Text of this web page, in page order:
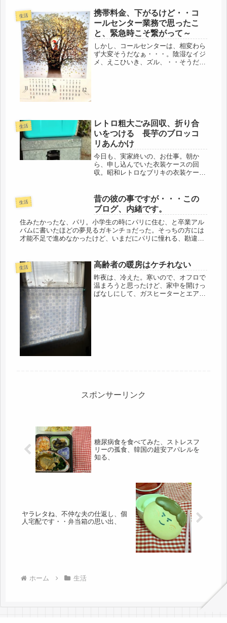
ないよりした方がよい。卵の値段は覚
えた。でも、薄アゲの値段は覚...
生活
携帯料金、下がるけど・・コ
ールセンター業務で思ったこ
と、緊急時こそ繋がって～
しかし、コールセンターは、相変わら
ず大変そうだなぁ・・・。陰湿なイジ
メ、えこひいき、ズル、・・そうだっ
生活
レトロ粗大ごみ回収、折り合
いをつける 長芋のブロッコ
リあんかけ
今日も、実家終いの、お仕事。朝か
ら、申し込んでいた衣装ケースの回
収。昭和レトロなブリキの衣装ケー
後、数個になりました。介護帰省で関
東から帰る度に、母が何年もかけて、
整理している...
生活
昔の彼の事ですが・・・この
ブログ、内緒です。
住みたかったな、パリ。小学生の時にパリに住む、と卒業アル
バムに書いたほどの夢見るガキンチョだった。そっちの方には
才能不足で進めなかったけど、いまだにパリに憧れる、勘違い
生活 高齢者の暖房はケチれない
昨夜は、冷えた。寒いので、オフロで
温まろうと思ったけど、家中を開けっ
ぱなしにして、ガスヒーターとエアコ
スポンサーリンク
糖尿病食を食べてみた、ストレスフ
リーの孤食、韓国の超安アパレルを
知る、
ヤラレタね、不仲な夫の仕返し、個
人宅配です・・弁当箱の思い出、
ホーム 生活